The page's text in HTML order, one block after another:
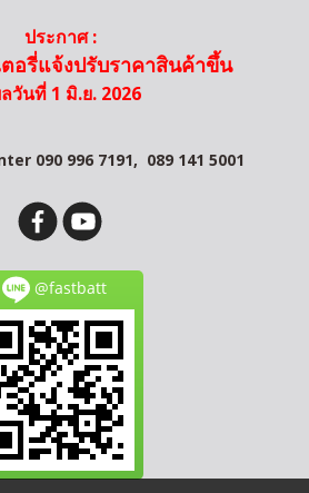
ประกาศ :
อรี่แจ้งปรับราคาสินค้าขึ้น
วันที่ 1 มิ.ย. 2026
090 996 7191, 089 141 5001
@fastbatt